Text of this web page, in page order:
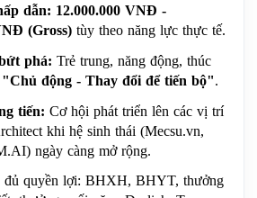
dẫn: 12.000.000 VNĐ -
(Gross) tùy theo năng lực thực tế.
phá: Trẻ trung, năng động, thúc
"Chủ động - Thay đổi để tiến bộ".
tiến: Cơ hội phát triển lên các vị trí
khi hệ sinh thái (Mecsu.vn,
ngày càng mở rộng.
đủ quyền lợi: BHXH, BHYT, thưởng